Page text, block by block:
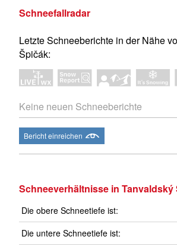
Schneefallradar
Letzte Schneeberichte in der Nähe
Špičák:
Keine neuen Schneeberichte
Bericht einreichen
Schneeverhältnisse in Tanvaldský
Die obere Schneetiefe ist:
Die untere Schneetiefe ist: